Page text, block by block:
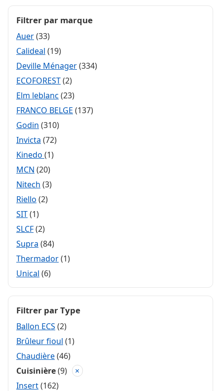
Filtrer par marque
Auer(33)
Calideal (19)
Deville Ménager(334)
ECOFOREST(2)
Elm leblanc (23)
FRANCO BELGE (137)
Godin (310)
Invicta (72)
Kinedo (1)
MCN (20)
Nitech (3)
Riello (2)
SIT(1)
SLCF(2)
Supra (84)
Thermador(1)
Unical (6)
Filtrer par Type
Ballon ECS (2)
Brûleur fioul (1)
Chaudière(46)
Cuisinière(9)
×
Insert(162)